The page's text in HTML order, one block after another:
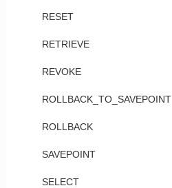
RESET
RETRIEVE
REVOKE
ROLLBACK_TO_SAVEPOINT
ROLLBACK
SAVEPOINT
SELECT